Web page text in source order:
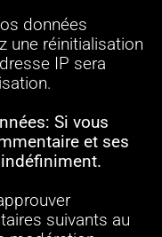
données
une réinitialisation
IP sera
Si vous
et ses
suivants au